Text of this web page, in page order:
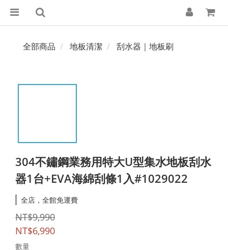
全部商品 地板清潔 刮水器｜地板刷
304不鏽鋼業務用特大U型集水地板刮水
器1台+EVA海綿刮條1入#1029022
全店，全館免運費
NT$9,990
NT$6,990
數量